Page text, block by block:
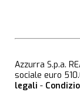
Azzurra S.p.a.
sociale euro
legali -